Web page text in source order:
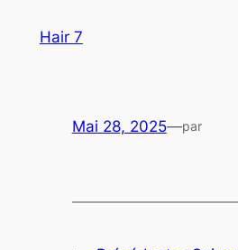
Hair 7
Mai 28, 2025—par